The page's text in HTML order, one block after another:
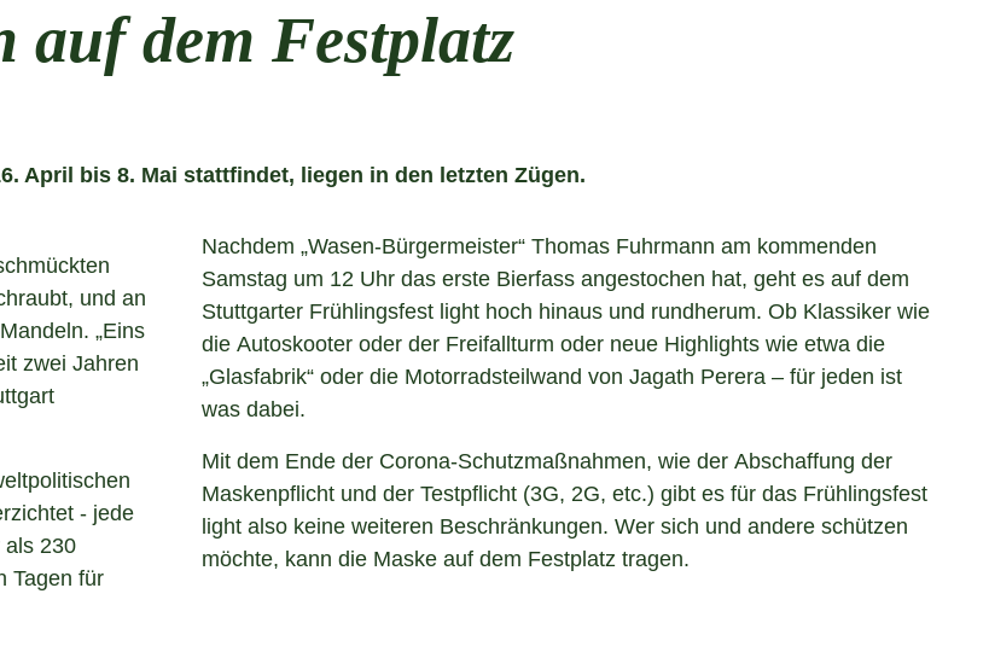
auf dem Festplatz
April bis 8. Mai stattfindet, liegen in den letzten Zügen.
und an
„Eins
zwei Jahren
- jede
als 230
Tagen für
Nachdem „Wasen-Bürgermeister“ Thomas Fuhrmann am kommenden
Samstag um 12 Uhr das erste Bierfass angestochen hat, geht es auf dem
Stuttgarter Frühlingsfest light hoch hinaus und rundherum. Ob Klassiker wie
die Autoskooter oder der Freifallturm oder neue Highlights wie etwa die
„Glasfabrik“ oder die Motorradsteilwand von Jagath Perera – für jeden ist
was dabei.
Mit dem Ende der Corona-Schutzmaßnahmen, wie der Abschaffung der
Maskenpflicht und der Testpflicht (3G, 2G, etc.) gibt es für das Frühlingsfest
light also keine weiteren Beschränkungen. Wer sich und andere schützen
möchte, kann die Maske auf dem Festplatz tragen.